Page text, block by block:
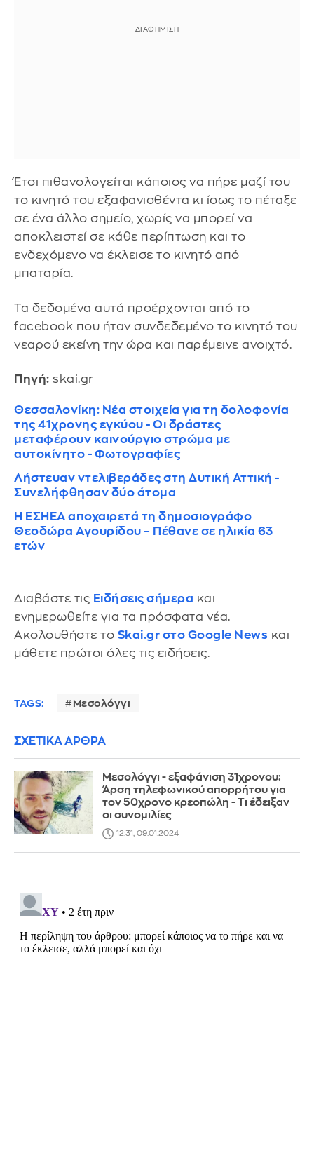
Έτσι πιθανολογείται κάποιος να πήρε μαζί του
το κινητό του εξαφανισθέντα κι ίσως το πέταξε
σε ένα άλλο σημείο, χωρίς να μπορεί να
αποκλειστεί σε κάθε περίπτωση και το
ενδεχόμενο να έκλεισε το κινητό από
μπαταρία.
Τα δεδομένα αυτά προέρχονται από το
facebook που ήταν συνδεδεμένο το κινητό του
νεαρού εκείνη την ώρα και παρέμεινε ανοιχτό.
Πηγή: skai.gr
Θεσσαλονίκη: Νέα στοιχεία για τη δολοφονία
της 41χρονης εγκύου - Οι δράστες
μεταφέρουν καινούργιο στρώμα με
αυτοκίνητο - Φωτογραφίες
Λήστευαν ντελιβεράδες στη Δυτική Αττική -
Συνελήφθησαν δύο άτομα
Η ΕΣΗΕΑ αποχαιρετά τη δημοσιογράφο
Θεοδώρα Αγουρίδου – Πέθανε σε ηλικία 63
ετών
Διαβάστε τις Ειδήσεις σήμερα και
ενημερωθείτε για τα πρόσφατα νέα.
Ακολουθήστε το Skai.gr στο Google News και
μάθετε πρώτοι όλες τις ειδήσεις.
TAGS: Μεσολόγγι
ΣΧΕΤΙΚΑ ΑΡΘΡΑ
Μεσολόγγι - εξαφάνιση 31χρονου:
Άρση τηλεφωνικού απορρήτου για
τον 50χρονο κρεοπώλη - Τι έδειξαν
οι συνομιλίες
12:31, 09.01.2024